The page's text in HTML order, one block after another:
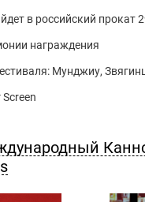
в российский прокат
награждения
Мунджиу,